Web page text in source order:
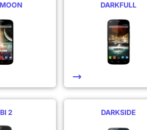
DARKFULL
2 DARKSIDE